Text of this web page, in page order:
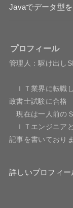
Javaでデータ型
プロフィール
管理人：駆け出し
ＩＴ業界に転職
政書士試験に合格
現在は一人前の
ＩＴエンジニア
記事を書いておりま
詳しいプロフィー